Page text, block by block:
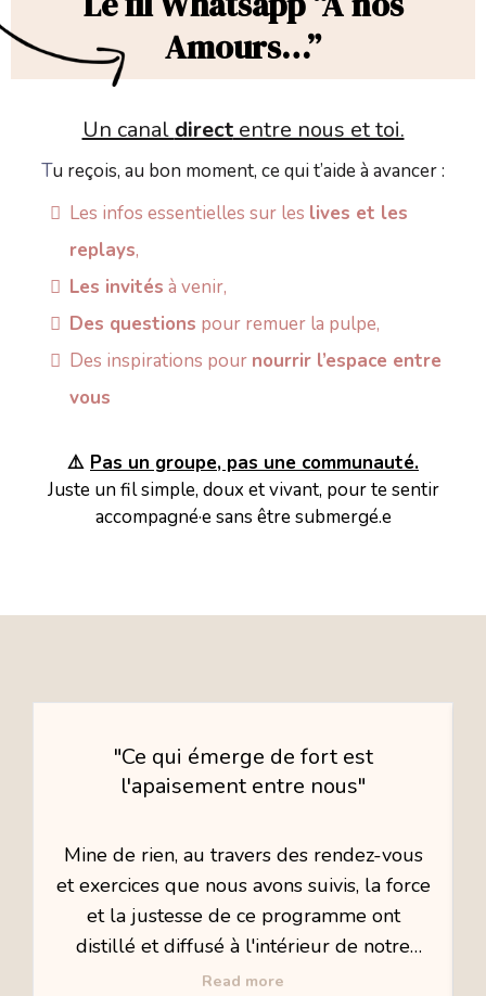
Amours…”
Un canal directentre nous et toi.
Tu reçois, au bon moment, ce qui t’aide à avancer :
Les infos essentielles sur les lives et les
replays,
Les invités à venir,
Des questions pour remuer la pulpe,
Des inspirations pour nourrir l’espace entre
vous
⚠️ Pas un groupe, pas une communauté.
Juste un fil simple, doux et vivant, pour te sentir
accompagné·e sans être submergé.e
Mine de rien, au travers des rendez-vous
et exercices que nous avons suivis, la force
et la justesse de ce programme ont
distillé et diffusé à l'intérieur de notre
couple. Ce n'est pas un moment fort ou
Read more
"Ce qui émerge de fort est
l'apaisement entre nous"